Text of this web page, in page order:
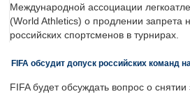
Международной ассоциации
(World Athletics) о продлении запрета
российских спортсменов в турнирах.
FIFA обсудит допуск российских команд
FIFA будет обсуждать вопрос о снятии